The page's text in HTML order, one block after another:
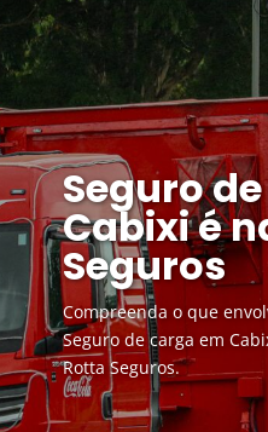
Seguro
Cabixi é
Seguros
Compreenda o que
Seguro de carga em
Rotta Seguros.